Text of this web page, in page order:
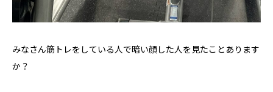
みなさん筋トレをしている人で暗い顔した人を見たことあります
か？